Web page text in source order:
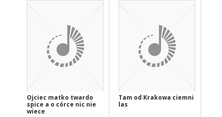
Ojciec matko twardo
spice a o córce nic nie
wiece
Tam od Krakowa ciemni
las